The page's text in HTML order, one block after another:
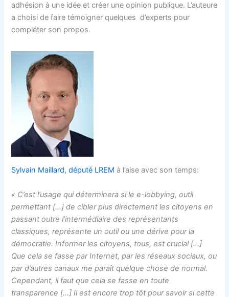
adhésion à une idée et créer une opinion publique. L’auteure
a choisi de faire témoigner quelques d’experts pour
compléter son propos.
Sylvain Maillard, député LREM à l’aise avec son temps:
« C’est l’usage qui déterminera si le e-lobbying, outil
permettant […] de cibler plus directement les citoyens en
passant outre l’intermédiaire des représentants
classiques, représente un outil ou une dérive pour la
démocratie. Informer les citoyens, tous, est crucial […]
Que cela se fasse par Internet, par les réseaux sociaux, ou
par d’autres canaux me paraît quelque chose de normal.
Cependant, il faut que cela se fasse en toute
transparence […] Il est encore trop tôt pour savoir si cette